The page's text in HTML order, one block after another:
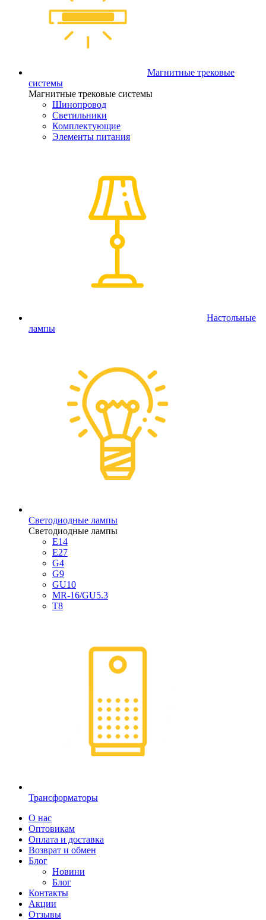
Магнитные трековые
системы
Магнитные трековые системы
Шинопровод
Светильники
Комплектующие
Элементы питания
Настольные
лампы
Светодиодные лампы
Светодиодные лампы
E14
E27
G4
G9
GU10
MR-16/GU5.3
T8
Трансформаторы
О нас
Оптовикам
Оплата и доставка
Возврат и обмен
Блог
Новини
Блог
Контакты
Акции
Отзывы